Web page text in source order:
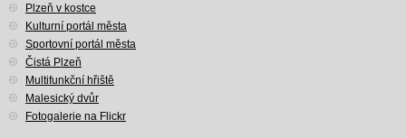
Plzeň v kostce
Kulturní portál města
Sportovní portál města
Čistá Plzeň
Multifunkční hřiště
Malesický dvůr
Fotogalerie na Flickr